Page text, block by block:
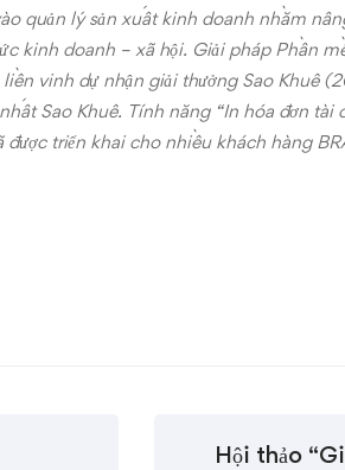
quản lý sản xuất kinh doanh nhằm
kinh doanh – xã hội. Giải pháp Phần
vinh dự nhận giải thưởng Sao Khuê
Sao Khuê. Tính năng “In hóa đơn
triển khai cho nhiều khách hàng
Hội thảo